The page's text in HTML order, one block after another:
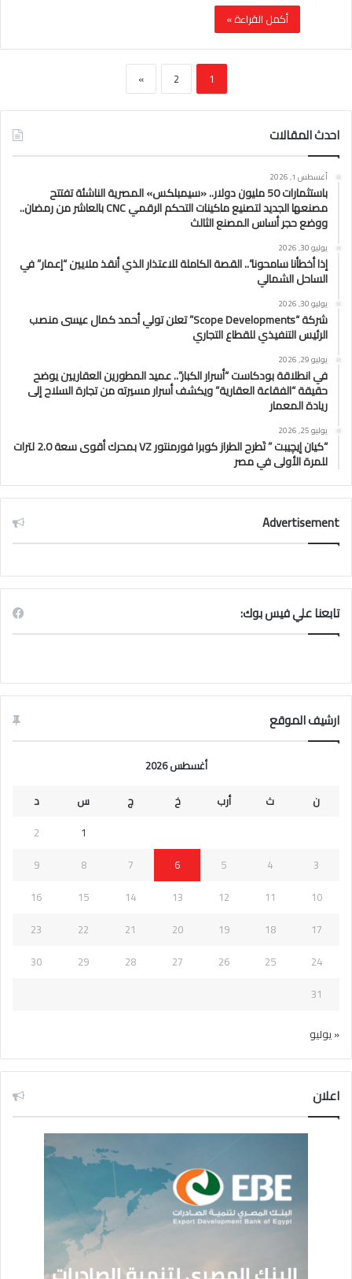
أكمل القراءة »
1
2
»
احدث المقالات
أغسطس 1, 2026
باستثمارات 50 مليون دولار.. «سيمبلكس» المصرية الناشئة تفتتح
مصنعها الجديد لتصنيع ماكينات التحكم الرقمي CNC بالعاشر من رمضان..
ووضع حجر أساس المصنع الثالث
يوليو 30, 2026
إذا أخطأنا سامحونا”.. القصة الكاملة للاعتذار الذي أنقذ ملايين “إعمار” في
الساحل الشمالي
يوليو 30, 2026
شركة “Scope Developments” تعلن تولي أحمد كمال عيسى منصب
الرئيس التنفيذي للقطاع التجاري
يوليو 29, 2026
في انطلاقة بودكاست “أسرار الكبار”.. عميد المطورين العقاريين يوضح
حقيقة “الفقاعة العقارية” ويكشف أسرار مسيرته من تجارة السلاح إلى
ريادة المعمار
يوليو 25, 2026
“كيان إيچيبت ” تَطرح الطراز كوبرا فورمنتور VZ بمحرك أقوى سعة 2.0 لترات
للمرة الأولى في مصر
Advertisement
تابعنا علي فيس بوك:
ارشيف الموقع
أغسطس 2026
ن
ث أرب خ ج س
د
1
2
3
4
5
6
7
8
9
10
11
12
13
14
15
16
17
18
19
20
21
22
23
24
25
26
27
28
29
30
31
« يوليو
اعلان